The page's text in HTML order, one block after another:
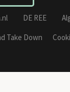
DE REE
Take Down